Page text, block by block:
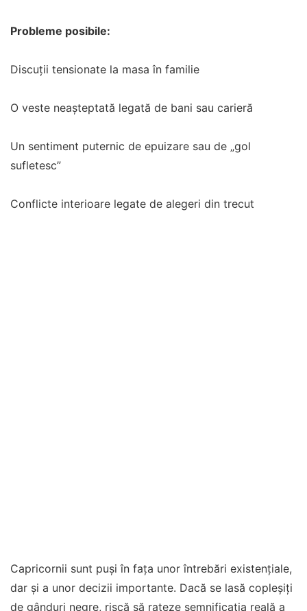
Probleme posibile:
Discuții tensionate la masa în familie
O veste neașteptată legată de bani sau carieră
Un sentiment puternic de epuizare sau de „gol
sufletesc”
Conflicte interioare legate de alegeri din trecut
Capricornii sunt puși în fața unor întrebări existențiale,
dar și a unor decizii importante. Dacă se lasă copleșiți
de gânduri negre, riscă să rateze semnificația reală a